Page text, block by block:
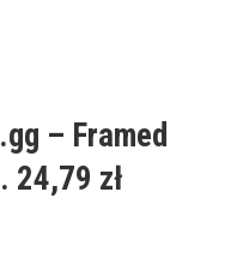
– Framed
24,79 zł